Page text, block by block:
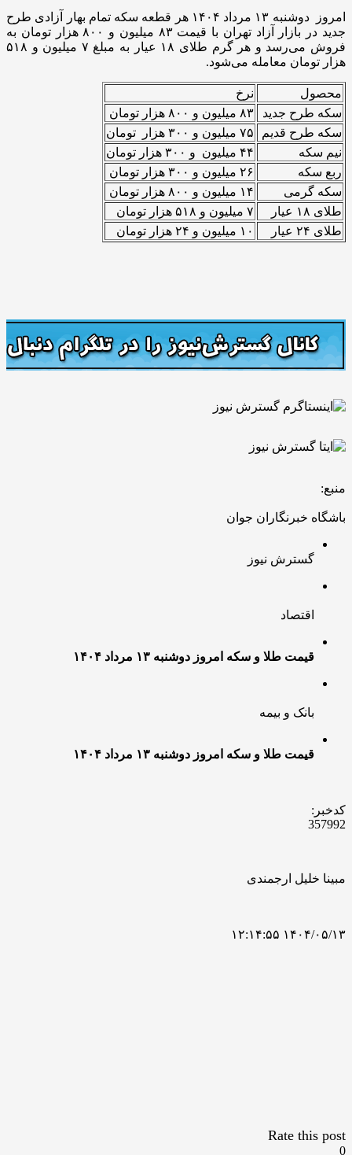
امروز دوشنبه ۱۳ مرداد ۱۴۰۴ هر قطعه سکه تمام بهار آزادی طرح
جدید در بازار آزاد تهران با قیمت ۸۳ میلیون و ۸۰۰ هزار تومان به
فروش می‌رسد و هر گرم طلای ۱۸ عیار به مبلغ ۷ میلیون و ۵۱۸
هزار تومان معامله می‌شود.
محصول
نرخ
سکه طرح جدید
۸۳ میلیون و ۸۰۰ هزار تومان
سکه طرح قدیم
۷۵ میلیون و ۳۰۰ هزار تومان
نیم سکه
۴۴ میلیون و ۳۰۰ هزار تومان
ربع سکه
۲۶ میلیون و ۳۰۰ هزار تومان
سکه گرمی
۱۴ میلیون و ۸۰۰ هزار تومان
طلای ۱۸ عیار
۷ میلیون و ۵۱۸ هزار تومان
طلای ۲۴ عیار
۱۰ میلیون و ۲۴ هزار تومان
منبع:
باشگاه خبرنگاران جوان
گسترش نیوز
اقتصاد
قیمت طلا و سکه امروز دوشنبه ۱۳ مرداد ۱۴۰۴
بانک و بیمه
قیمت طلا و سکه امروز دوشنبه ۱۳ مرداد ۱۴۰۴
کدخبر:
357992
مبینا خلیل ارجمندی
۱۴۰۴/۰۵/۱۳ ۱۲:۱۴:۵۵
Rate this post
0